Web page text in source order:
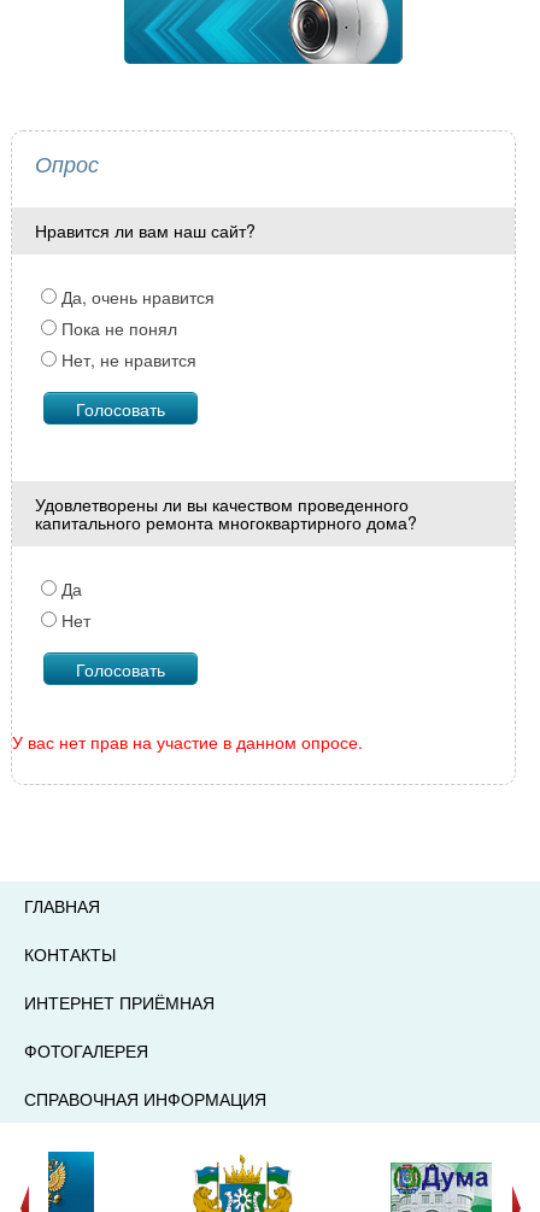
Опрос
Нравится ли вам наш сайт?
Да, очень нравится
Пока не понял
Нет, не нравится
Удовлетворены ли вы качеством проведенного
капитального ремонта многоквартирного дома?
Да
Нет
У вас нет прав на участие в данном опросе.
ГЛАВНАЯ
КОНТАКТЫ
ИНТЕРНЕТ ПРИЁМНАЯ
ФОТОГАЛЕРЕЯ
СПРАВОЧНАЯ ИНФОРМАЦИЯ